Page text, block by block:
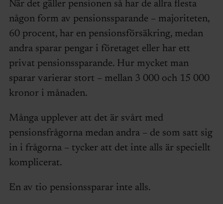
När det gäller pensionen så har de allra flesta
någon form av pensionssparande – majoriteten,
60 procent, har en pensionsförsäkring, medan
andra sparar pengar i företaget eller har ett
privat pensionssparande. Hur mycket man
sparar varierar stort – mellan 3 000 och 15 000
kronor i månaden.
Många upplever att det är svårt med
pensionsfrågorna medan andra – de som satt sig
in i frågorna – tycker att det inte alls är speciellt
komplicerat.
En av tio pensionssparar inte alls.